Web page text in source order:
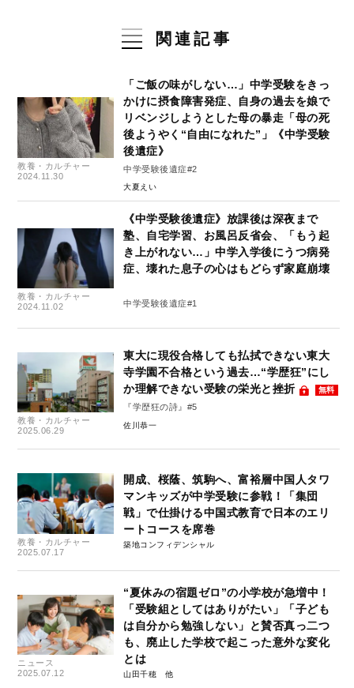
関連記事
教養・カルチャー
2024.11.30
「ご飯の味がしない…」中学受験をきっ
かけに摂食障害発症、自身の過去を娘で
リベンジしようとした母の暴走「母の死
後ようやく“自由になれた”」《中学受験
後遺症》
中学受験後遺症#2
大夏えい
教養・カルチャー
2024.11.02
《中学受験後遺症》放課後は深夜まで
塾、自宅学習、お風呂反省会、「もう起
き上がれない…」中学入学後にうつ病発
症、壊れた息子の心はもどらず家庭崩壊
中学受験後遺症#1
教養・カルチャー
2025.06.29
東大に現役合格しても払拭できない東大
寺学園不合格という過去…“学歴狂”にし
か理解できない受験の栄光と挫折
無料
『学歴狂の詩』#5
佐川恭一
教養・カルチャー
2025.07.17
開成、桜蔭、筑駒へ、富裕層中国人タワ
マンキッズが中学受験に参戦！「集団
戦」で仕掛ける中国式教育で日本のエリ
ートコースを席巻
築地コンフィデンシャル
ニュース
2025.07.12
“夏休みの宿題ゼロ”の小学校が急増中！
「受験組としてはありがたい」「子ども
は自分から勉強しない」と賛否真っ二つ
も、廃止した学校で起こった意外な変化
とは
山田千穂